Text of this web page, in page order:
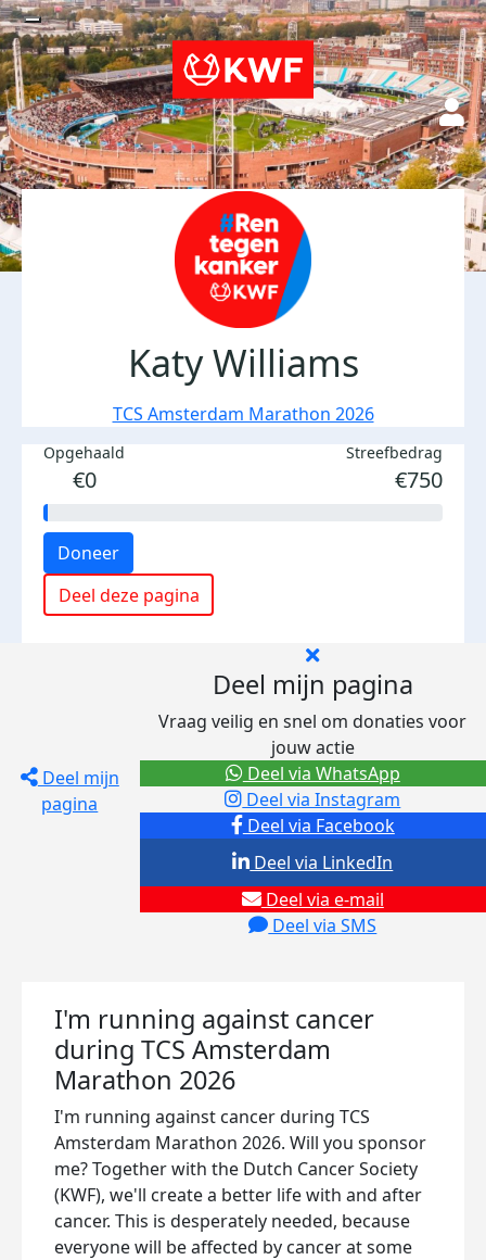
Katy Williams
TCS Amsterdam Marathon 2026
Opgehaald
€0
Streefbedrag
€750
Doneer
Deel deze pagina
Deel mijn
pagina
Deel mijn pagina
Vraag veilig en snel om donaties voor
jouw actie
Deel via Facebook
Deel via Instagram
Deel via e-mail
Deel via SMS
Deel via LinkedIn
Deel via WhatsApp
I'm running against cancer
during TCS Amsterdam
Marathon 2026
I'm running against cancer during TCS
Amsterdam Marathon 2026. Will you sponsor
me? Together with the Dutch Cancer Society
(KWF), we'll create a better life with and after
cancer. This is desperately needed, because
everyone will be affected by cancer at some